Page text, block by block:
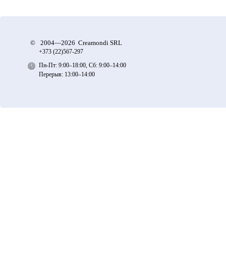
© 2004—2026 Creamondi SRL
+373 (22)567-297
Пн-Пт: 9:00–18:00, Сб: 9:00–14:00
Перерыв: 13:00–14:00